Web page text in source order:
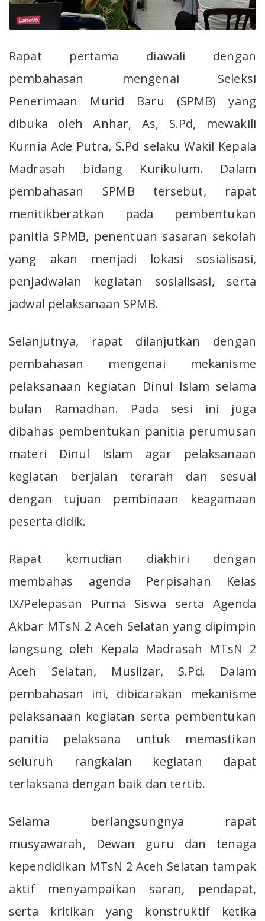
Rapat pertama diawali dengan
pembahasan mengenai Seleksi
Penerimaan Murid Baru (SPMB) yang
dibuka oleh Anhar, As, S.Pd, mewakili
Kurnia Ade Putra, S.Pd selaku Wakil Kepala
Madrasah bidang Kurikulum. Dalam
pembahasan SPMB tersebut, rapat
menitikberatkan pada pembentukan
panitia SPMB, penentuan sasaran sekolah
yang akan menjadi lokasi sosialisasi,
penjadwalan kegiatan sosialisasi, serta
jadwal pelaksanaan SPMB.
Selanjutnya, rapat dilanjutkan dengan
pembahasan mengenai mekanisme
pelaksanaan kegiatan Dinul Islam selama
bulan Ramadhan. Pada sesi ini juga
dibahas pembentukan panitia perumusan
materi Dinul Islam agar pelaksanaan
kegiatan berjalan terarah dan sesuai
dengan tujuan pembinaan keagamaan
peserta didik.
Rapat kemudian diakhiri dengan
membahas agenda Perpisahan Kelas
IX/Pelepasan Purna Siswa serta Agenda
Akbar MTsN 2 Aceh Selatan yang dipimpin
langsung oleh Kepala Madrasah MTsN 2
Aceh Selatan, Muslizar, S.Pd. Dalam
pembahasan ini, dibicarakan mekanisme
pelaksanaan kegiatan serta pembentukan
panitia pelaksana untuk memastikan
seluruh rangkaian kegiatan dapat
terlaksana dengan baik dan tertib.
Selama berlangsungnya rapat
musyawarah, Dewan guru dan tenaga
kependidikan MTsN 2 Aceh Selatan tampak
aktif menyampaikan saran, pendapat,
serta kritikan yang konstruktif ketika